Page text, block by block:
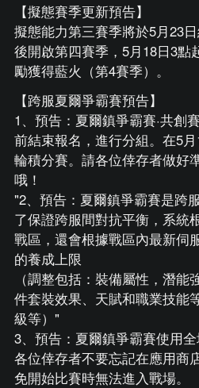
【擬態賽季更新預告】
擬態能力第三賽季將於5月23
後開啟第四賽季，5月18日3點
勵獲得藍火（第4賽季）。
【跨服夏爾爭霸賽預告】
1、預告：夏爾鎮爭霸賽·共創
前結束報名，進行分組。在5
輪積分賽。請各位倖存者做好
哦！
"2、預告：夏爾鎮爭霸賽是跨
了保證跨服間對抗平衡，系統
戰區，還會根據戰區內最新伺
的養成上限
（調整包括：裝備屬性，潛
件套裝效果、天賦和職業技能
級等）"
3、預告：夏爾鎮爭霸賽使用全
各位倖存者不要忘記在應用商
免開始比賽時無法進入戰場。